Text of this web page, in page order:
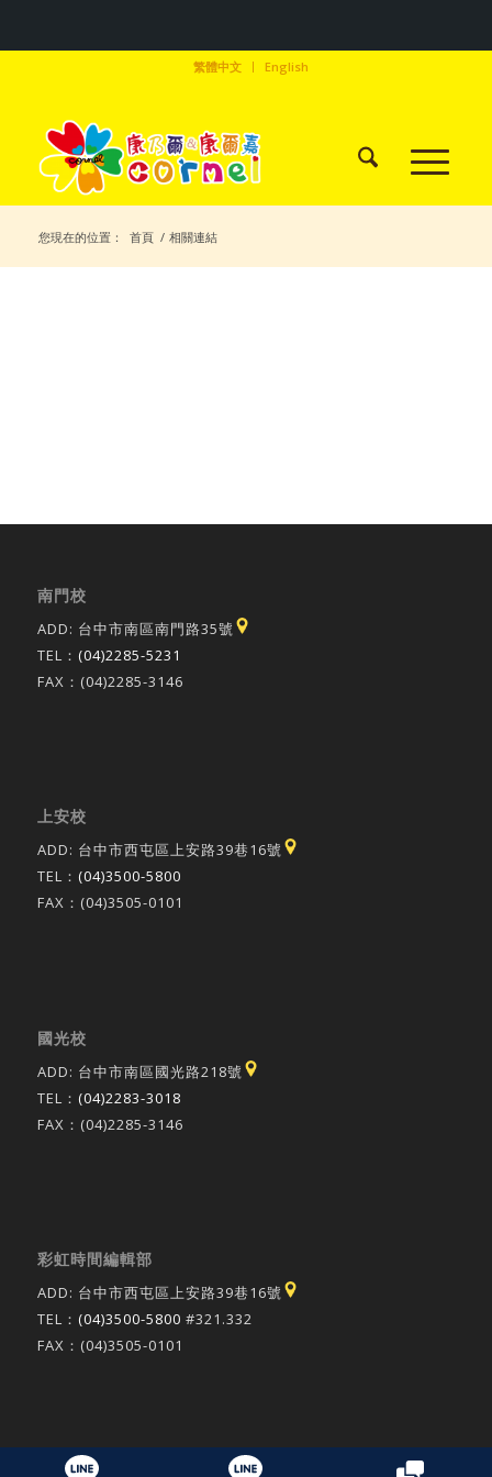
繁體中文 English
您現在的位置： 首頁 / 相關連結
南門校
ADD: 台中市南區南門路35號
TEL： (04)2285-5231
FAX：(04)2285-3146
上安校
ADD: 台中市西屯區上安路39巷16號
TEL： (04)3500-5800
FAX：(04)3505-0101
國光校
ADD: 台中市南區國光路218號
TEL： (04)2283-3018
FAX：(04)2285-3146
彩虹時間編輯部
ADD: 台中市西屯區上安路39巷16號
TEL： (04)3500-5800 #321.332
FAX：(04)3505-0101